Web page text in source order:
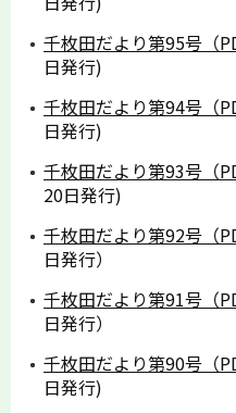
千枚田だより第95号（
日発行)
千枚田だより第94号（
日発行)
千枚田だより第93号（
20日発行)
千枚田だより第92号（
日発行）
千枚田だより第91号（
日発行）
千枚田だより第90号（
日発行)